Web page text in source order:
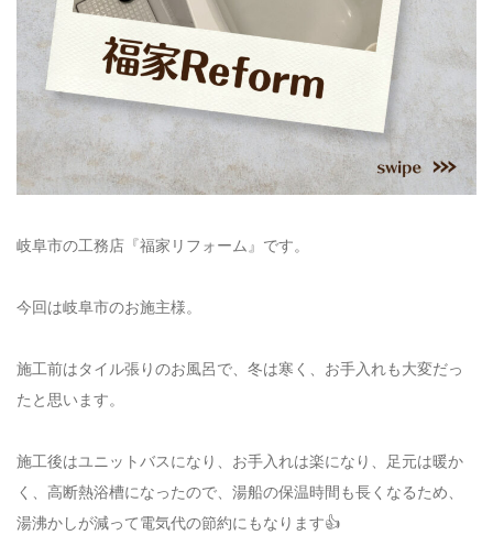
岐阜市の工務店『福家リフォーム』です。
今回は岐阜市のお施主様。
施工前はタイル張りのお風呂で、冬は寒く、お手入れも大変だっ
たと思います。
施工後はユニットバスになり、お手入れは楽になり、足元は暖か
く、高断熱浴槽になったので、湯船の保温時間も長くなるため、
湯沸かしが減って電気代の節約にもなります👍